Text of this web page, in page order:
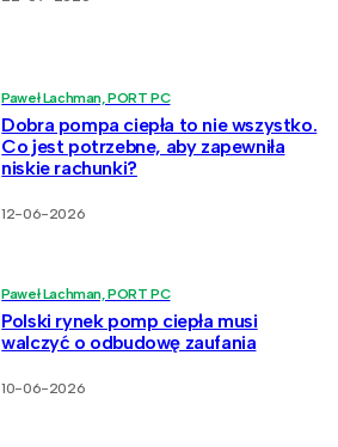
Paweł Lachman, PORT PC
Dobra pompa ciepła to nie wszystko.
Co jest potrzebne, aby zapewniła
niskie rachunki?
12-06-2026
Paweł Lachman, PORT PC
Polski rynek pomp ciepła musi
walczyć o odbudowę zaufania
10-06-2026